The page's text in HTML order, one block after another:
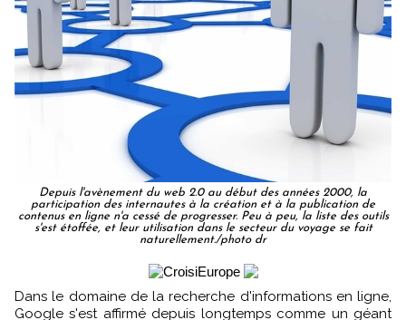
Depuis l'avènement du web 2.0 au début des années 2000, la
participation des internautes à la création et à la publication de
contenus en ligne n'a cessé de progresser. Peu à peu, la liste des outils
s'est étoffée, et leur utilisation dans le secteur du voyage se fait
naturellement./photo dr
Dans le domaine de la recherche d'informations en ligne,
Google s'est affirmé depuis longtemps comme un géant